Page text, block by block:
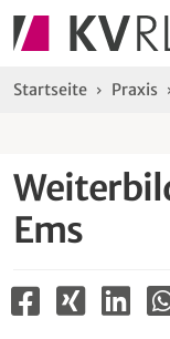
Sie sind hier:
Startseite Praxis
Ems